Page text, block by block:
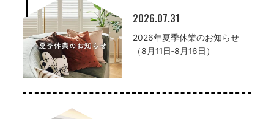
2026.07.31
2026年夏季休業のお知らせ
（8月11日‐8月16日）